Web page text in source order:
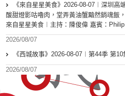
《來自星星美食》2026-08-07︱深圳高
酸甜燈影咕嚕肉，堂弄黃油蟹黯然銷魂飯
來自星星美食︱主持：陳俊偉 嘉賓：
2026/08/07
《西城故事》2026-08-07︱第44季 第
2026/08/07